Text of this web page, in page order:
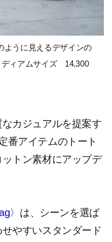
ように見えるデザインの
ディアムサイズ 14,300
カジュアルを提案す
番アイテムのトート
トン素材にアップデ
〉は、シーンを選ば
やすいスタンダード